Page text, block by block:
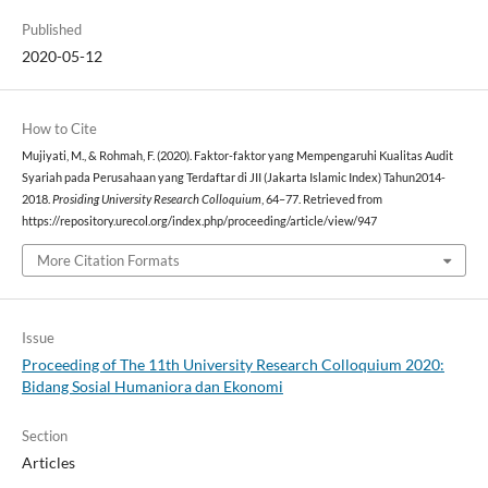
Published
2020-05-12
How to Cite
Mujiyati, M., & Rohmah, F. (2020). Faktor-faktor yang Mempengaruhi Kualitas Audit
Syariah pada Perusahaan yang Terdaftar di JII (Jakarta Islamic Index) Tahun2014-
2018. Prosiding University Research Colloquium , 64–77. Retrieved from
https://repository.urecol.org/index.php/proceeding/article/view/947
More Citation Formats
Issue
Proceeding of The 11th University Research Colloquium 2020:
Bidang Sosial Humaniora dan Ekonomi
Section
Articles